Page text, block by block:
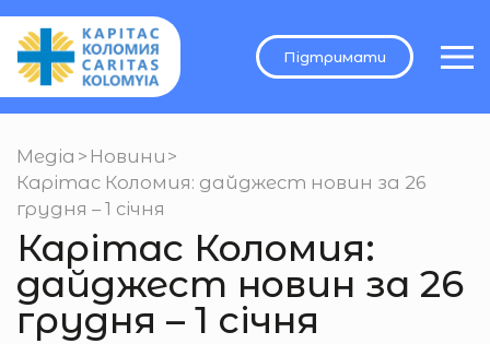
Підтримати
Медіа > Новини >
Карітас Коломия: дайджест новин за 26
грудня – 1 січня
Карітас Коломия:
дайджест новин за 26
грудня – 1 січня